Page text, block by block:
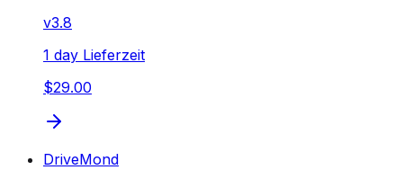
v3.8
1 day Lieferzeit
$29.00
DriveMond